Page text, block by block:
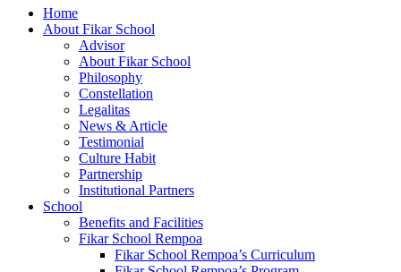
Home
About Fikar School
Advisor
About Fikar School
Philosophy
Constellation
Legalitas
News & Article
Testimonial
Culture Habit
Partnership
Institutional Partners
School
Benefits and Facilities
Fikar School Rempoa
Fikar School Rempoa’s Curriculum